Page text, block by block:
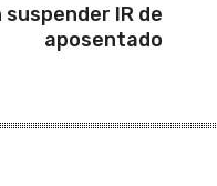
IR de
aposentado